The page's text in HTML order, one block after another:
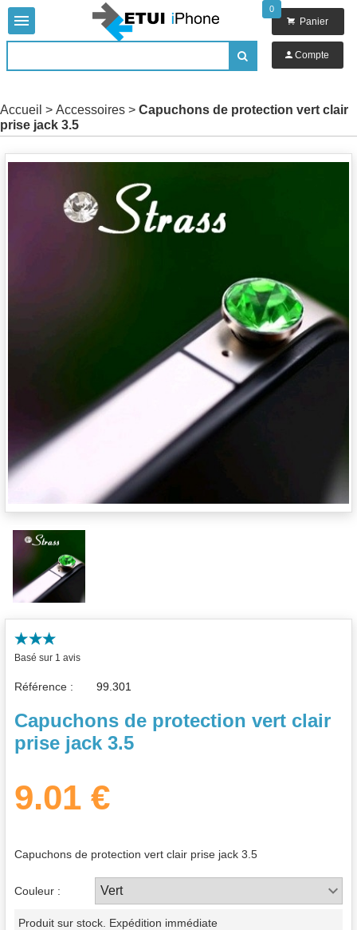


0
 Panier
 Compte
Accueil > Accessoires > Capuchons de protection vert clair
prise jack 3.5
Basé sur 1 avis
Référence :
Capuchons de protection vert clair
prise jack 3.5
9.01 €
Capuchons de protection vert clair prise jack 3.5
Couleur :
Produit sur stock. Expédition immédiate